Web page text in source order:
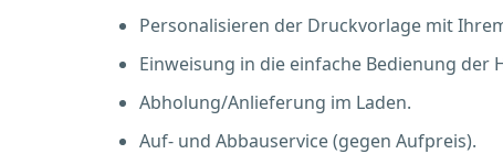
Personalisieren der Druckvorlage mit
Einweisung in die einfache Bedienung der
Abholung/Anlieferung im Laden.
Auf- und Abbauservice (gegen Aufpreis).